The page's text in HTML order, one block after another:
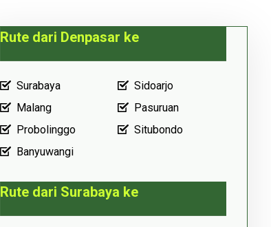
Rute dari Denpasar ke
Surabaya
Sidoarjo
Malang
Pasuruan
Probolinggo
Situbondo
Banyuwangi
Rute dari Surabaya ke